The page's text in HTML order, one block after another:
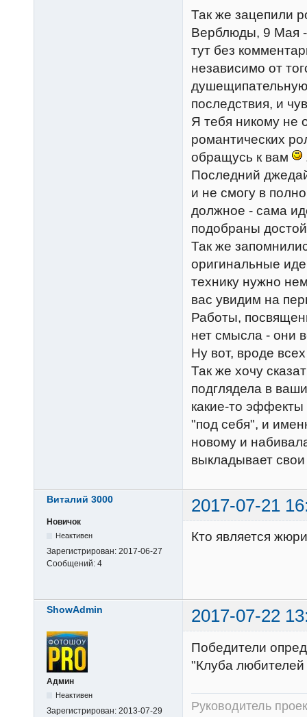
Так же
Верблюды, 9 Мая -
тут без
независимо от
последствия, и
Я тебя никому не
романтических
обращусь к вам
Последний
и не смогу в
должное - сама
подобраны
Так же
оригинальные
технику нужно
вас увидим на
Работы,
нет смысла - они
Ну вот, вроде
Так же хочу
подглядела в
какие-то
"под себя", и
новому и
выкладывает
Виталий 3000 2017-07-21
Новичок
Неактивен
Зарегистрирован: 2017-06-27
Сообщений: 4
Кто является
ShowAdmin 2017-07-22
Админ
Неактивен
Зарегистрирован: 2013-07-29
Победители
"Клуба
Руководитель